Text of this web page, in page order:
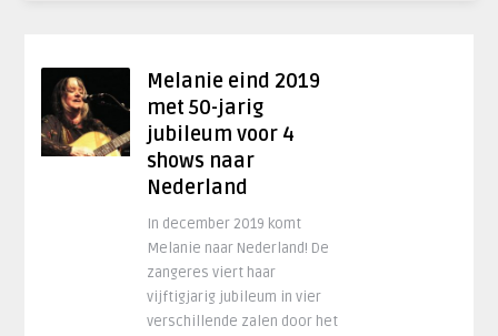
Melanie eind 2019
met 50-jarig
jubileum voor 4
shows naar
Nederland
In december 2019 komt
Melanie naar Nederland! De
zangeres viert haar
vijftigjarig jubileum in vier
verschillende zalen door het